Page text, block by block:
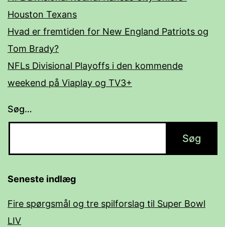
Houston Texans
Hvad er fremtiden for New England Patriots og
Tom Brady?
NFLs Divisional Playoffs i den kommende
weekend på Viaplay og TV3+
Søg…
Seneste indlæg
Fire spørgsmål og tre spilforslag til Super Bowl
LIV